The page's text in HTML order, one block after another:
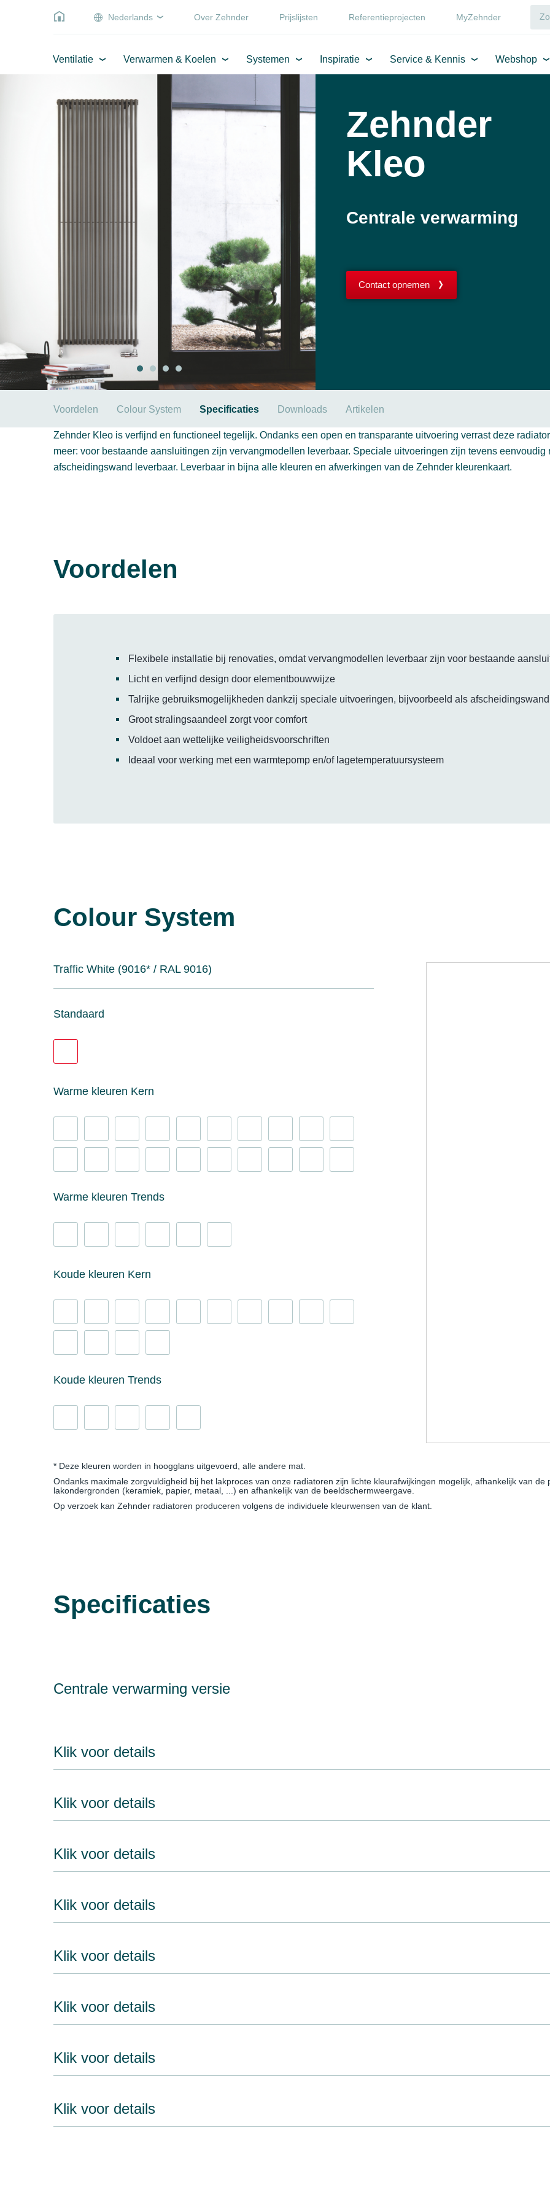
Nederlands Over Zehnder Prijslijsten Referentieprojecten MyZehnder
Ventilatie Verwarmen & Koelen Systemen Inspiratie Service & Kennis Webshop
Zehnder
Kleo
Centrale verwarming
Contact opnemen
Voordelen Colour System Specificaties Downloads Artikelen
Zehnder Kleo is verfijnd en functioneel tegelijk. Ondanks een open en transparante uitvoering verrast deze
meer: voor bestaande aansluitingen zijn vervangmodellen leverbaar. Speciale uitvoeringen zijn tevens
afscheidingswand leverbaar. Leverbaar in bijna alle kleuren en afwerkingen van de Zehnder kleurenkaart.
Voordelen
Flexibele installatie bij renovaties, omdat vervangmodellen leverbaar zijn voor bestaande
Licht en verfijnd design door elementbouwwijze
Talrijke gebruiksmogelijkheden dankzij speciale uitvoeringen, bijvoorbeeld als afscheidingswand
Groot stralingsaandeel zorgt voor comfort
Voldoet aan wettelijke veiligheidsvoorschriften
Ideaal voor werking met een warmtepomp en/of lagetemperatuursysteem
Colour System
Traffic White (9016* / RAL 9016)
Standaard
Warme kleuren Kern
Warme kleuren Trends
Koude kleuren Kern
Koude kleuren Trends
* Deze kleuren worden in hoogglans uitgevoerd, alle andere mat.
Ondanks maximale zorgvuldigheid bij het lakproces van onze radiatoren zijn lichte kleurafwijkingen mogelijk, afhankelijk van
lakondergronden (keramiek, papier, metaal, ...) en afhankelijk van de beeldschermweergave.
Op verzoek kan Zehnder radiatoren produceren volgens de individuele kleurwensen van de klant.
Specificaties
Centrale verwarming versie
Klik voor details
Klik voor details
Klik voor details
Klik voor details
Klik voor details
Klik voor details
Klik voor details
Klik voor details